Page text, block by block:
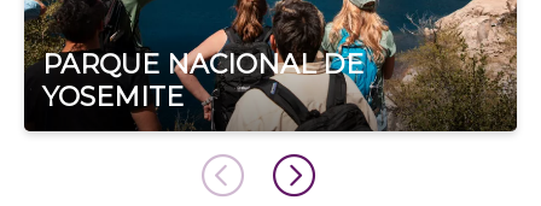
PARQUE NACIONAL DE
YOSEMITE